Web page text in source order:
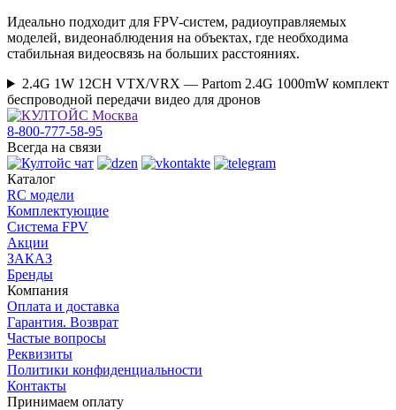
Идеально подходит для FPV-систем, радиоуправляемых
моделей, видеонаблюдения на объектах, где необходима
стабильная видеосвязь на больших расстояниях.
2.4G 1W 12CH VTX/VRX — Partom 2.4G 1000mW комплект
беспроводной передачи видео для дронов
8-800-777-58-95
Всегда на связи
Каталог
RC модели
Комплектующие
Система FPV
Акции
ЗАКАЗ
Бренды
Компания
Оплата и доставка
Гарантия. Возврат
Частые вопросы
Реквизиты
Политики конфиденциальности
Контакты
Принимаем оплату